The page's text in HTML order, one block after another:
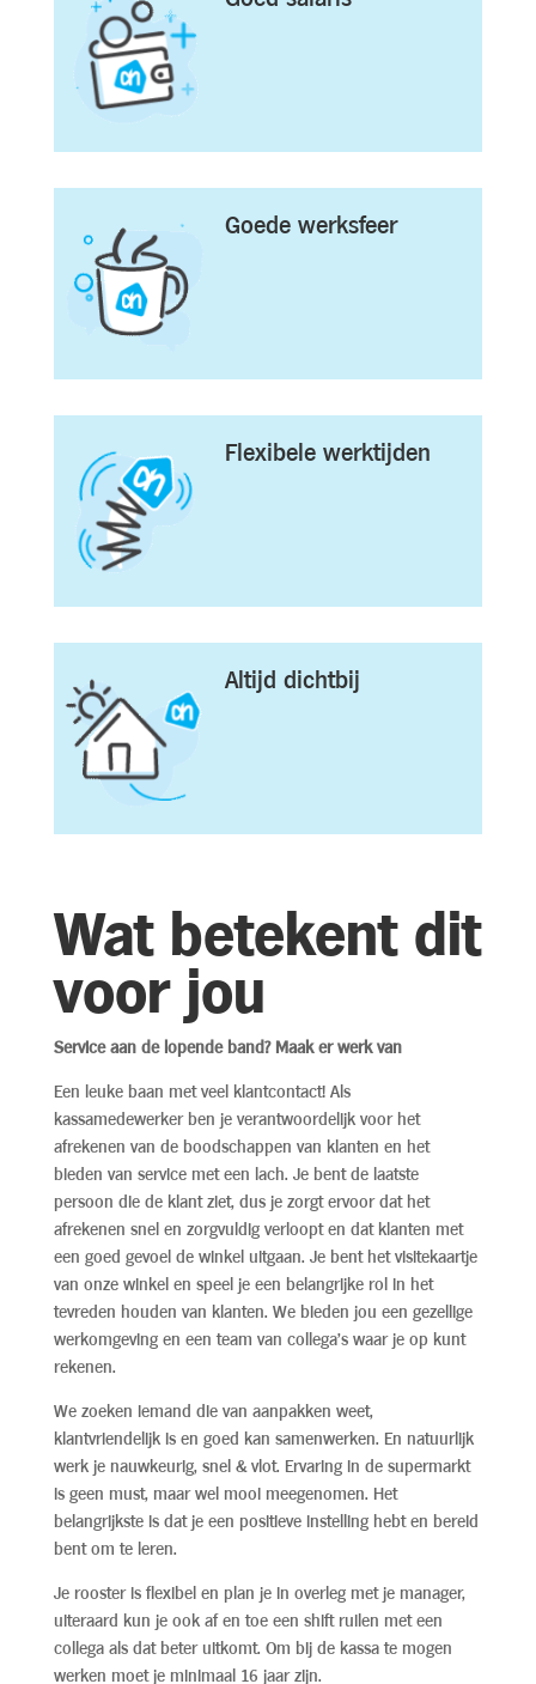
Goede werksfeer
Flexibele werktijden
Altijd dichtbij
Wat betekent dit
voor jou
Service aan de lopende band? Maak er werk van
Een leuke baan met veel klantcontact! Als
kassamedewerker ben je verantwoordelijk voor het
afrekenen van de boodschappen van klanten en het
bieden van service met een lach. Je bent de laatste
persoon die de klant ziet, dus je zorgt ervoor dat het
afrekenen snel en zorgvuldig verloopt en dat klanten met
een goed gevoel de winkel uitgaan. Je bent het visitekaartje
van onze winkel en speel je een belangrijke rol in het
tevreden houden van klanten. We bieden jou een gezellige
werkomgeving en een team van collega’s waar je op kunt
rekenen.
We zoeken iemand die van aanpakken weet,
klantvriendelijk is en goed kan samenwerken. En natuurlijk
werk je nauwkeurig, snel & vlot. Ervaring in de supermarkt
is geen must, maar wel mooi meegenomen. Het
belangrijkste is dat je een positieve instelling hebt en bereid
bent om te leren.
Je rooster is flexibel en plan je in overleg met je manager,
uiteraard kun je ook af en toe een shift ruilen met een
collega als dat beter uitkomt. Om bij de kassa te mogen
werken moet je minimaal 16 jaar zijn.